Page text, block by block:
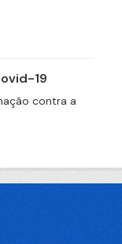
19
contra a